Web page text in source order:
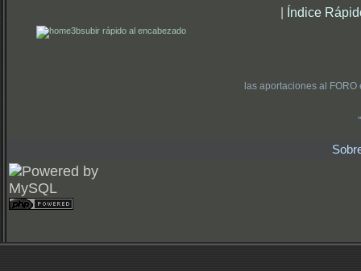
| Índice
subir rápido al encabezado
las aportaciones al